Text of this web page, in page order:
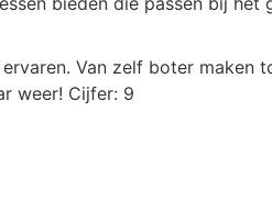
Van zelf boter
weer! Cijfer: 9